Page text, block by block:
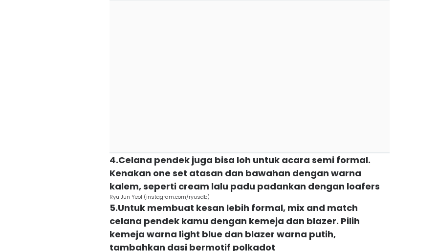
4.Celana pendek juga bisa loh untuk acara semi formal.
Kenakan one set atasan dan bawahan dengan warna
kalem, seperti cream lalu padu padankan dengan loafers
Ryu Jun Yeol (instagram.com/ryusdb)
5.Untuk membuat kesan lebih formal, mix and match
celana pendek kamu dengan kemeja dan blazer. Pilih
kemeja warna light blue dan blazer warna putih,
tambahkan dasi bermotif polkadot